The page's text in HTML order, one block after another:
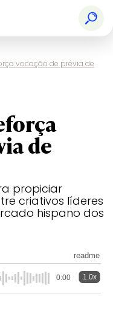
vocação de prévia de
de
propiciar
criativos líderes
hispano dos
readme
0:00 1.0x